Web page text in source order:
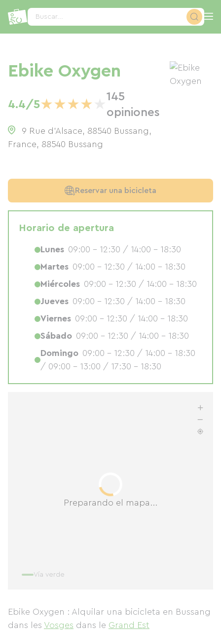
Buscar...
Ebike Oxygen
4.4/5★★★★
145
opiniones
9 Rue d'Alsace, 88540 Bussang,
France, 88540 Bussang
Preparando el mapa...
Vía verde
Ebike Oxygen : Alquilar una bicicleta en Bussang
dans les Vosges dans le Grand Est
Reservar una bicicleta
Horario de apertura
Lunes 09:00 - 12:30 / 14:00 - 18:30
Martes 09:00 - 12:30 / 14:00 - 18:30
Miércoles 09:00 - 12:30 / 14:00 - 18:30
Jueves 09:00 - 12:30 / 14:00 - 18:30
Viernes 09:00 - 12:30 / 14:00 - 18:30
Sábado 09:00 - 12:30 / 14:00 - 18:30
Domingo 09:00 - 12:30 / 14:00 - 18:30
/ 09:00 - 13:00 / 17:30 - 18:30
Panel de gestión de cookies